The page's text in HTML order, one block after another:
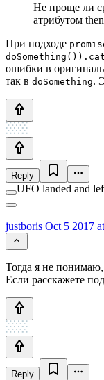
Не проще ли
атрибутом
При подходе
ошибки в
так в doSomething.
Reply
UFO landed and
justboris Oct 5 2017
Тогда я не
Если расскажете
Reply